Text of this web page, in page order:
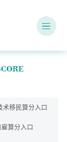
术移民算分入口
算分入口